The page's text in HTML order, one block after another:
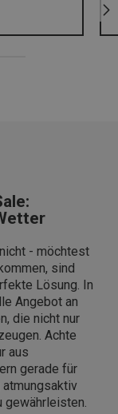
- möchtest
sind
Lösung. In
Angebot an
die nicht nur
Achte
aus
gerade für
gewährleisten.